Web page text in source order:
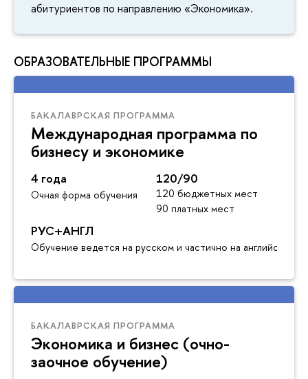
абитуриентов по направлению «Экономика».
ОБРАЗОВАТЕЛЬНЫЕ ПРОГРАММЫ
БАКАЛАВРСКАЯ ПРОГРАММА
Международная программа по
бизнесу и экономике
4 года
Очная форма обучения
120/90
120 бюджетных мест
90 платных мест
РУС+АНГЛ
Обучение ведется на русском и частично на английском
БАКАЛАВРСКАЯ ПРОГРАММА
Экономика и бизнес (очно-
заочное обучение)